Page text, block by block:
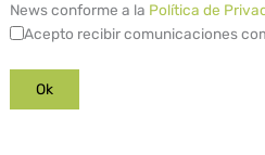
News conforme a la Política de
Acepto recibir comunicaciones